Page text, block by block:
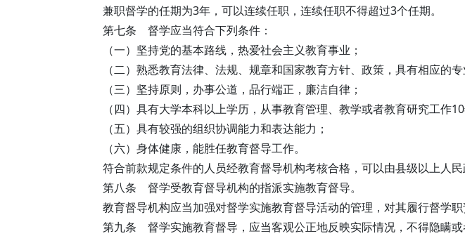
兼职督学的任期为3年，可以连续任职，连续任职不得超过3个任期。
第七条 督学应当符合下列条件：
（一）坚持党的基本路线，热爱社会主义教育事业；
（二）熟悉教育法律、法规、规章和国家教育方针、政策，具有相应的
（三）坚持原则，办事公道，品行端正，廉洁自律；
（四）具有大学本科以上学历，从事教育管理、教学或者教育研究工作
（五）具有较强的组织协调能力和表达能力；
（六）身体健康，能胜任教育督导工作。
符合前款规定条件的人员经教育督导机构考核合格，可以由县级以上人
第八条 督学受教育督导机构的指派实施教育督导。
教育督导机构应当加强对督学实施教育督导活动的管理，对其履行督学职
第九条 督学实施教育督导，应当客观公正地反映实际情况，不得隐瞒或